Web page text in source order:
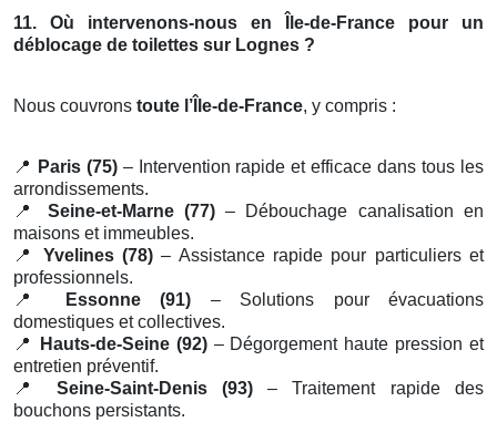
11. Où intervenons-nous en Île-de-France pour un
déblocage de toilettes sur Lognes ?
Nous couvrons toute l’Île-de-France, y compris :
📍 Paris (75)– Intervention rapide et efficace dans tous les
arrondissements.
📍
Seine-et-Marne (77)– Débouchage canalisation en
maisons et immeubles.
📍
Yvelines (78) – Assistance rapide pour particuliers et
professionnels.
📍
Essonne (91) – Solutions pour évacuations
domestiques et collectives.
📍
Hauts-de-Seine (92)– Dégorgement haute pression et
entretien préventif.
📍
Seine-Saint-Denis (93)– Traitement rapide des
bouchons persistants.